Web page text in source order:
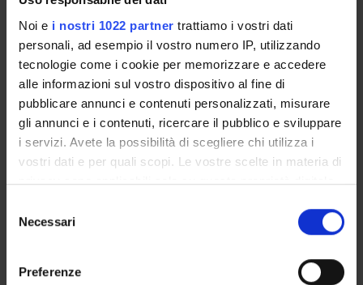
Noi e i nostri 1022 partner trattiamo i vostri dati
personali, ad esempio il vostro numero IP, utilizzando
tecnologie come i cookie per memorizzare e accedere
alle informazioni sul vostro dispositivo al fine di
pubblicare annunci e contenuti personalizzati, misurare
gli annunci e i contenuti, ricercare il pubblico e sviluppare
i servizi. Avete la possibilità di scegliere chi utilizza i
vostri dati e per quali scopi. Le vostre scelte in materia di
privacy sono applicabili solo su questa proprietà digitale
modificare o revocare il proprio consenso in qualsiasi
momento dalla Dichiarazione sui cookie o facendo clic
delNecessari
Preferenze
Full Professor
Alessandro Farinelli
Full Professor
Franco Fummi
Full Professor
Andrea Giachetti
Intelligenza Artificiale